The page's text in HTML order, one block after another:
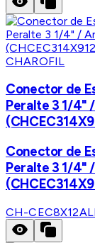
CHAROFIL
Conector de
Peralte 3 1/4"
Conector de
Peralte 3 1/4"
CH-